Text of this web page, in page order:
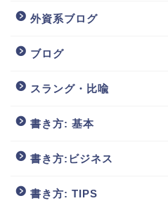
外資系ブログ
ブログ
スラング・比喩
書き方: 基本
書き方:ビジネス
書き方: TIPS